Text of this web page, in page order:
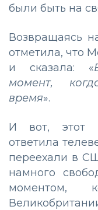
были быть на
Возвращаясь
отметила, что
и сказала: «
момент,
время».
И вот, этот
ответила
переехали в
намного